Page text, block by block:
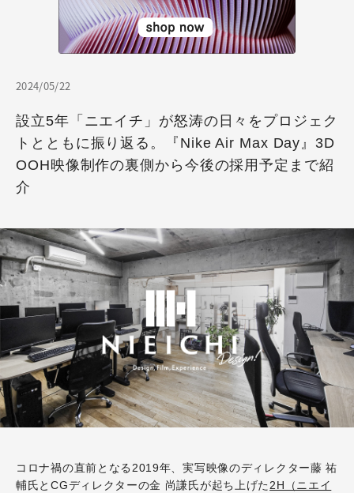
2024/05/22
設立5年「ニエイチ」が怒涛の日々をプロジェク
トとともに振り返る。『Nike Air Max Day』3D
OOH映像制作の裏側から今後の採用予定まで紹
介
コロナ禍の直前となる2019年、実写映像のディレクター藤 祐
輔氏とCGディレクターの金 尚謙氏が起ち上げた 2H（ニエイ